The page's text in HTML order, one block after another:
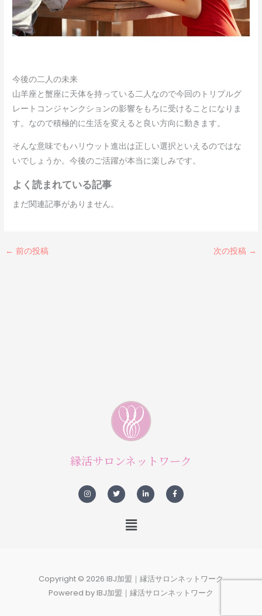
今後の二人の未来
山羊座と蟹座に天体を持っている二人なので今回のトリプルグ
レートコンジャンクションの影響をもろに受けることになりま
す。なので積極的に生活を変えると良い方向に動きます。
そんな意味でもハリウット進出は正しい選択といえるのではな
いでしょうか。今後のご活躍が本当に楽しみです。
よく読まれている記事
まだ関連記事がありません。
← 前の投稿 次の投稿 →
縁活サロンネットワーク
n
s
t
w
i
t
i
n
k
a
c
e
メ
ニ
Copyright © 2026 IBJ加盟｜縁活サロンネットワーク
Powered by IBJ加盟｜縁活サロンネットワーク